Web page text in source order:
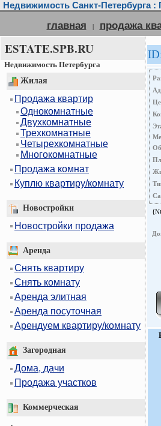
Недвижимость Санкт-Петербурга :
главная | продажа
ESTATE.SPB.RU
Недвижимость Петербурга
Жилая
Продажа квартир
Однокомнатные
Двухкомнатные
Трехкомнатные
Четырехкомнатные
Многокомнатные
Продажа комнат
Куплю квартиру/комнату
Новостройки
Новостройки продажа
Аренда
Снять квартиру
Снять комнату
Аренда элитная
Аренда посуточная
Арендуем квартиру/комнату
Загородная
Дома, дачи
Продажа участков
Коммерческая